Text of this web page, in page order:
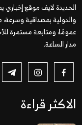
الحديدة لايف موقع إخباري
والدولية بمصداقية
عمومًا، ومتابعة مستمرة
مدار الساعة.
الاكثر قراءة